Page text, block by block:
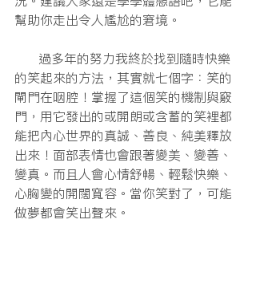
幫助你走出令人尷尬的窘境。
的笑起來的方法，其實就七個字：笑的
閘門在咽腔！掌握了這個笑的機制與竅
門，用它發出的或開朗或含蓄的笑裡都
能把內心世界的真誠、善良、純美釋放
出來！面部表情也會跟著變美、變善、
變真。而且人會心情舒暢、輕鬆快樂、
心胸變的開闊寬容。當你笑對了，可能
做夢都會笑出聲來。